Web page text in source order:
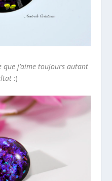
que j’aime toujours autant
:)